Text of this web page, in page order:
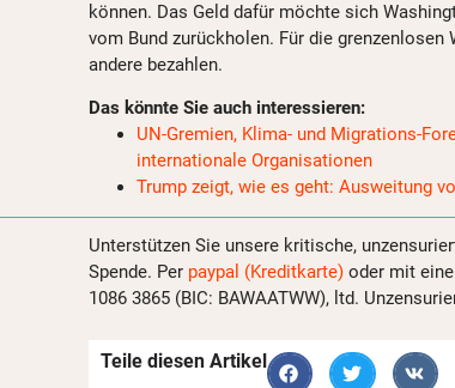
können. Das Geld dafür möchte sich
vom Bund zurückholen. Für die
andere bezahlen.
Das könnte Sie auch interessieren:
UN-Gremien, Klima- und Migrations-
internationale Organisationen
Trump zeigt, wie es geht: Ausweitung
Unterstützen Sie unsere kritische,
Spende. Per paypal (Kreditkarte) oder mit
1086 3865 (BIC: BAWAATWW), ltd.
Teile diesen Artikel